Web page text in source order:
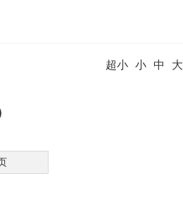
超小 小 中 大